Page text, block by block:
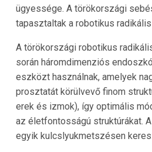
ügyessége. A törökországi
tapasztaltak a robotikus
A törökországi robotikus
során háromdimenziós
eszközt használnak, amelyek
prosztatát körülvevő finom
erek és izmok), így optimális
az életfontosságú struktúrákat.
egyik kulcslyukmetszésen